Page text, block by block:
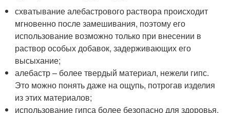
схватывание алебастрового раствора происходит
мгновенно после замешивания, поэтому его
использование возможно только при внесении в
раствор особых добавок, задерживающих его
высыхание;
алебастр – более твердый материал, нежели гипс.
Это можно понять даже на ощупь, потрогав изделия
из этих материалов;
использование гипса более безопасно для здоровья,